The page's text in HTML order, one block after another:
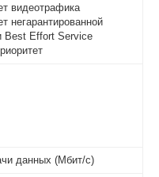
видеотрафика
негарантированной
Best Effort Service
данных (Мбит/с)